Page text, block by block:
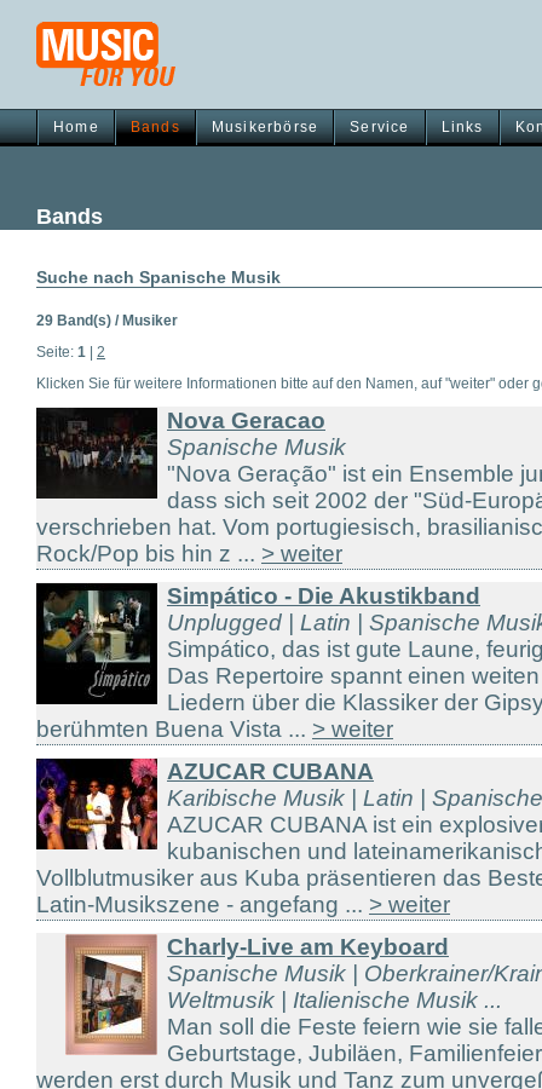
Home Bands Musikerbörse Service Links
Bands
Suche nach Spanische Musik
29 Band(s) / Musiker
Seite: 1
2
Klicken Sie für weitere Informationen bitte auf den Namen, auf "weiter" oder
Nova Geracao
Spanische Musik
"Nova Geração" ist ein Ensemble
dass sich seit 2002 der "Süd-
verschrieben hat. Vom portugiesisch,
Rock/Pop bis hin z ... > weiter
Simpático - Die Akustikband
Unplugged | Latin | Spanische
Simpático, das ist gute Laune,
Das Repertoire spannt einen
Liedern über die Klassiker der
berühmten Buena Vista ... > weiter
AZUCAR CUBANA
Karibische Musik | Latin |
AZUCAR CUBANA ist ein
kubanischen und
Vollblutmusiker aus Kuba präsentieren das
Latin-Musikszene - angefang ... > weiter
Charly-Live am Keyboard
Spanische Musik | Oberkrainer/
Weltmusik | Italienische Musik ...
Man soll die Feste feiern wie sie
Geburtstage, Jubiläen,
werden erst durch Musik und Tanz zum